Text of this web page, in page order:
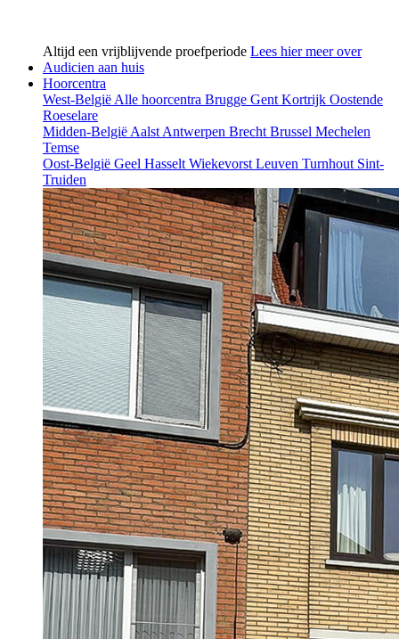
Altijd een vrijblijvende proefperiode Lees hier meer over
Audicien aan huis
Hoorcentra
West-België Alle hoorcentra Brugge Gent Kortrijk Oostende
Roeselare
Midden-België Aalst Antwerpen Brecht Brussel Mechelen
Temse
Oost-België Geel Hasselt Wiekevorst Leuven Turnhout Sint-
Truiden